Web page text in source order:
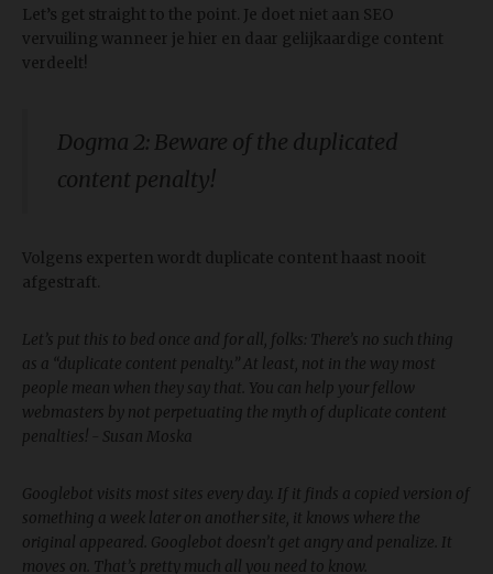
Let’s get straight to the point. Je doet niet aan SEO
vervuiling wanneer je hier en daar gelijkaardige content
verdeelt!
Dogma 2: Beware of the duplicated
content penalty!
Volgens experten wordt duplicate content haast nooit
afgestraft.
Let’s put this to bed once and for all, folks: There’s no such thing
as a “duplicate content penalty.” At least, not in the way most
people mean when they say that. You can help your fellow
webmasters by not perpetuating the myth of duplicate content
penalties! - Susan Moska
Googlebot visits most sites every day. If it finds a copied version of
something a week later on another site, it knows where the
original appeared. Googlebot doesn’t get angry and penalize. It
moves on. That’s pretty much all you need to know.